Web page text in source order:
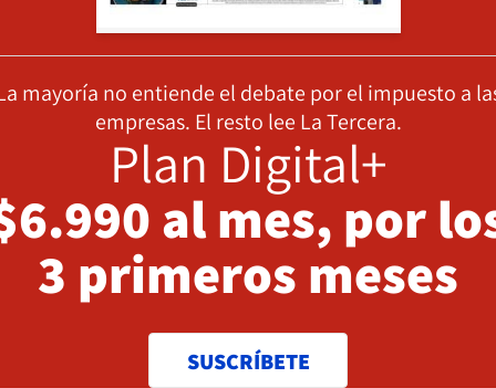
mayoría no entiende el debate por el impuesto a
empresas. El resto lee La Tercera.
Plan Digital+
al mes, por
3 primeros meses
SUSCRÍBETE